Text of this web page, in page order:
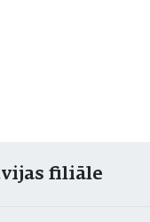
filiāle